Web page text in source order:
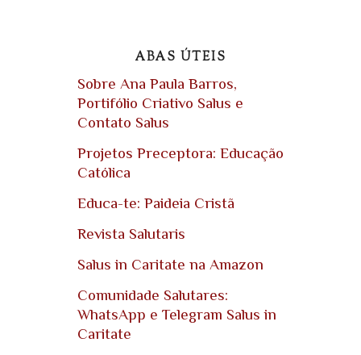
ABAS ÚTEIS
Sobre Ana Paula Barros,
Portifólio Criativo Salus e
Contato Salus
Projetos Preceptora: Educação
Católica
Educa-te: Paideia Cristã
Revista Salutaris
Salus in Caritate na Amazon
Comunidade Salutares:
WhatsApp e Telegram Salus in
Caritate